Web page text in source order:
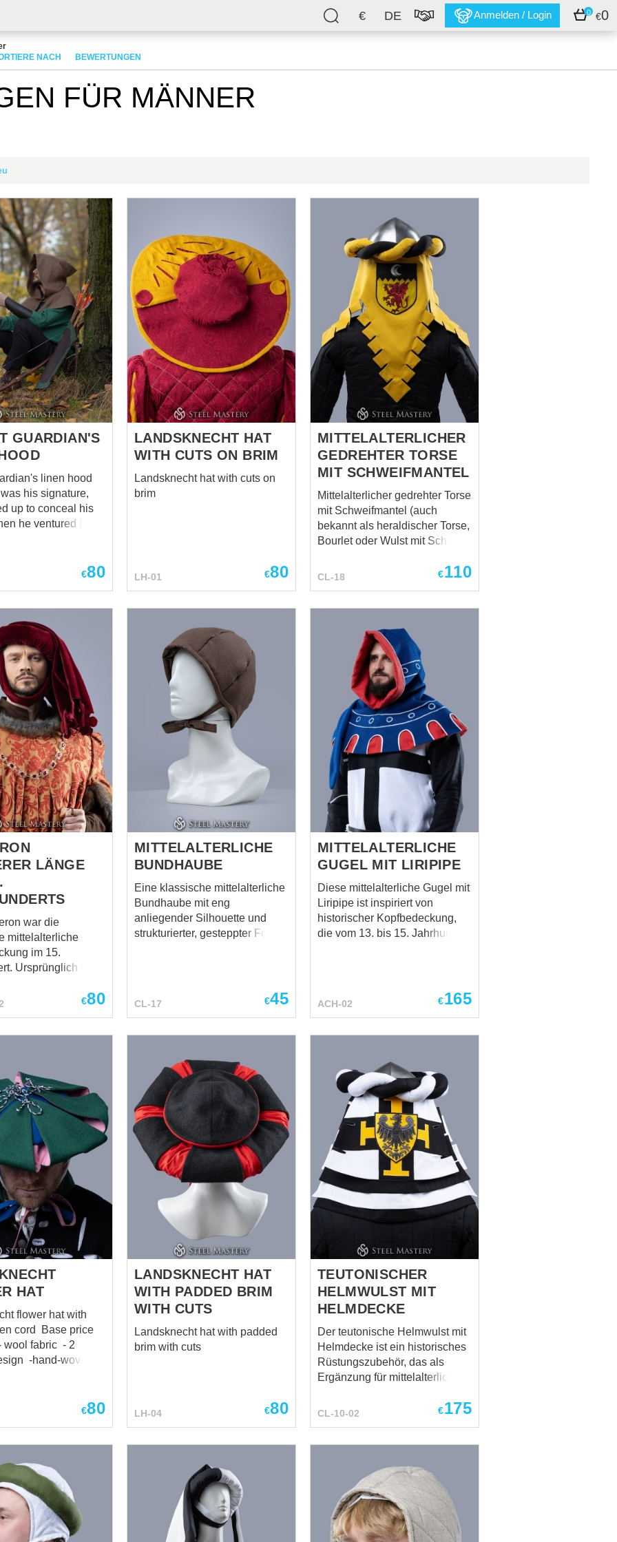
€ DE Anmelden / Login 0 €0
NACH BEWERTUNGEN
FÜR MÄNNER
GUARDIAN'S
linen hood
his signature,
up to conceal his
he ventured into
When the hood
unseen.
OF
full outfit
€80
LANDSKNECHT HAT
WITH CUTS ON BRIM
Landsknecht hat with cuts on
brim
LH-01 €80
MITTELALTERLICHER
GEDREHTER TORSE
MIT SCHWEIFMANTEL
Mittelalterlicher gedrehter Torse
mit Schweifmantel (auch
bekannt als heraldischer Torse,
Bourlet oder Wulst mit Schweif)
Kopfstück mit einem gedrehten
dynamische Silhouette
spiegeln heraldische und
spätmittelalterliche
Bildtraditionen wider und
machen dieses Stück zu einer
auffälligen Ergänzung
historischer Gewandungen.
Geeignet für Reenactment,
LARP und Kostüme.
CL-18 €110
LÄNGE
war die
mittelalterliche
im 15.
Ursprünglich war
Befestigung
kamen im
Jahrhundert in
Mode und bald
sie ganz
Der
Stoff –
–
–
ist ein
Teil des
Männerkostüms
€80
MITTELALTERLICHE
BUNDHAUBE
Eine klassische mittelalterliche
Bundhaube mit eng
anliegender Silhouette und
strukturierter, gesteppter Form.
konturierte Passform, die ein
verhindert. Sicherer Sitz:
aus Stoff, um die Haube auch
bei intensiver Bewegung fest
an ihrem Platz zu halten.
Hochwertige Materialien:
Gefertigt aus atmungsaktivem
Naturstoff (Baumwolle oder
Leinen). Kompatibilität:
Bestens geeignet für
Normannenhelme, phrygische
Helme oder Konische Helme
sowie Eisenhüte, Morions und
Schaller-Helmtypen.
Individua...
CL-17 €45
MITTELALTERLICHE
GUGEL MIT LIRIPIPE
Diese mittelalterliche Gugel mit
Liripipe ist inspiriert von
historischer Kopfbedeckung,
die vom 13. bis 15. Jahrhundert
Gesellschaftsschichten weit
praktischen als auch
Design umfasst eine eng
anliegende Kapuze, eine
angenähte Schulterkappe zum
zusätzlichen Schutz sowie eine
verlängerte Liripipe – den
charakteristischen Schweif, der
zu einem prägenden Element
der spätmittelalterlichen Mode
wurde. Historisch geschätzt für
ihre Vielseitigkeit und
Funktionalität, bot die Gugel
und verlieh zugleich eine mar...
ACH-02 €165
HAT
flower hat with
Base price
woven
€80
LANDSKNECHT HAT
WITH PADDED BRIM
WITH CUTS
Landsknecht hat with padded
brim with cuts
LH-04 €80
TEUTONISCHER
HELMWULST MIT
HELMDECKE
Der teutonische Helmwulst mit
Helmdecke ist ein historisches
Rüstungszubehör, das als
Ergänzung für mittelalterliche
Dieses Set besteht aus einem
mehrlagigen Stoffumhang
(Helmdecke). Das Design
entspricht der Heraldik des
Hochmeisters des Deutschen
Ordens. Die Rückseite der
CL-10-02 €175